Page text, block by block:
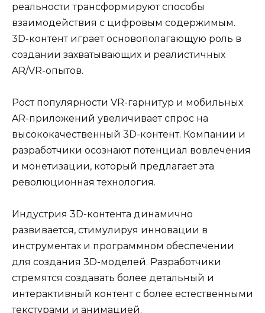
реальности трансформируют способы
взаимодействия с цифровым содержимым.
3D-контент играет основополагающую роль в
создании захватывающих и реалистичных
AR/VR-опытов.
Рост популярности VR-гарнитур и мобильных
AR-приложений увеличивает спрос на
высококачественный 3D-контент. Компании и
разработчики осознают потенциал вовлечения
и монетизации, который предлагает эта
революционная технология.
Индустрия 3D-контента динамично
развивается, стимулируя инновации в
инструментах и программном обеспечении
для создания 3D-моделей. Разработчики
стремятся создавать более детальный и
интерактивный контент с более естественными
текстурами и анимацией.